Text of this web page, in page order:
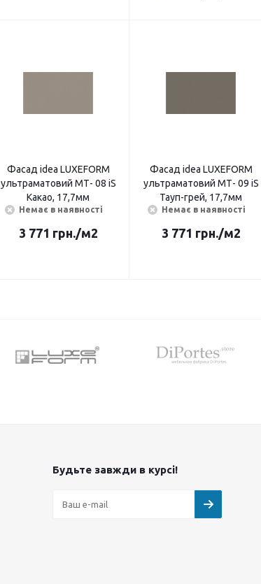
Фасад idea LUXEFORМ
ультраматовий МТ- 08 iS
Какао, 17,7мм
Немає в наявності
3 771 грн./м2
Фасад idea LUXEFORМ
ультраматовий МТ- 09 iS
Тауп-грей, 17,7мм
Немає в наявності
3 771 грн./м2
Будьте завжди в курсі!